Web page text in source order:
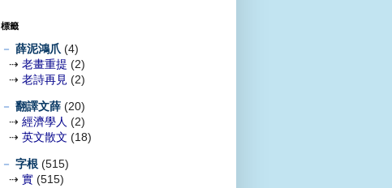
標籤
－ 薛泥鴻爪 (4)
⇢ 老畫重提 (2)
⇢ 老詩再見 (2)
－ 翻譯文薛 (20)
⇢ 經濟學人 (2)
⇢ 英文散文 (18)
－ 字根 (515)
⇢ 實 (515)